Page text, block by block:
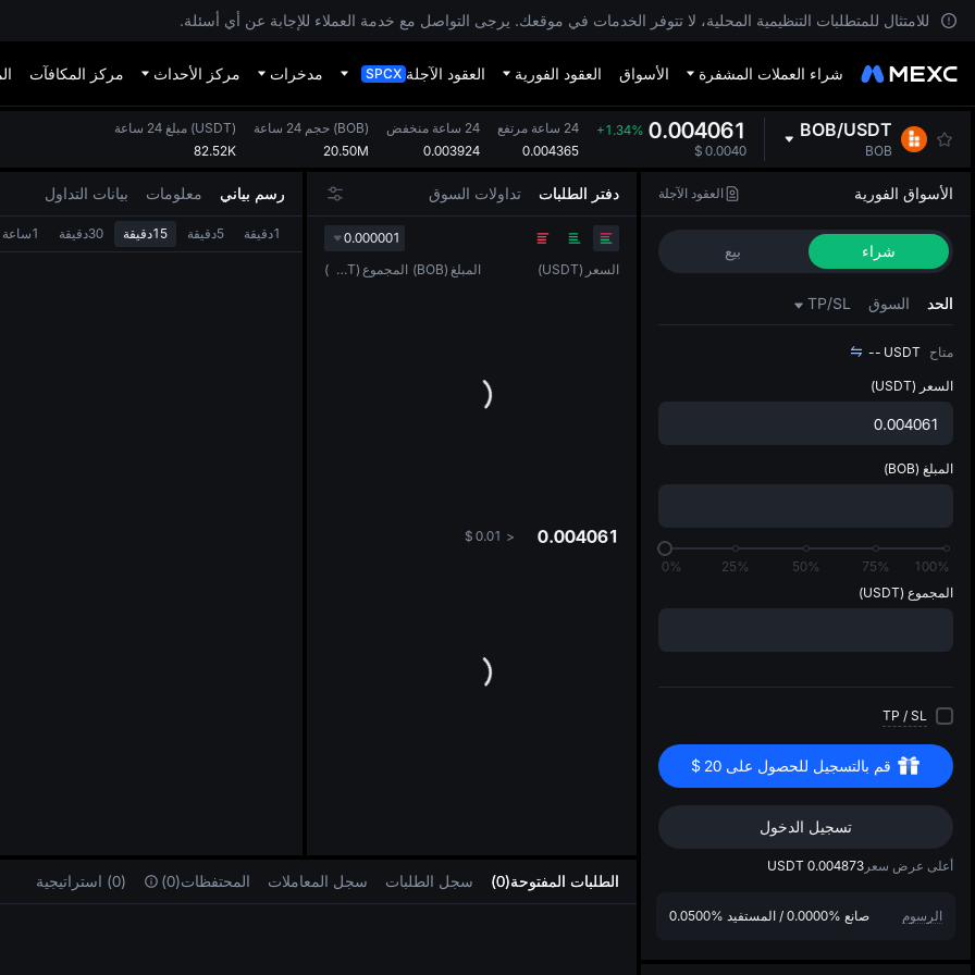
للامتثال للمتطلبات التنظيمية المحلية، لا تتوفر الخدمات في موقعك. يرجى التواصل مع خدمة العملاء للإجابة عن أي أسئلة.
شراء العملات المشفرة الأسواق العقود الفورية العقود الآجلة SPCX مدخرات مركز الأحداث مركز المكافآت
BOB/USDT
BOB
0.004061
+1.34%
$ 0.0040
24 ساعة مرتفع
0.004365
24 ساعة منخفض
0.003924
حجم 24 ساعة (BOB)
20.50M
مبلغ 24 ساعة (USDT)
82.52K
رسم بياني معلومات بيانات التداول
1دقيقة 5دقيقة 15دقيقة 30دقيقة 1ساعة
دفتر الطلبات تداولات السوق
0.000001
السعر (
USDT
) المبلغ (
BOB
) المجموع (
USDT
)
0.004061
<
$ 0.01
الأسواق الفورية العقود الآجلة
شراء بيع
الحد السوق TP/SL
متاح -- USDT
السعر (USDT)
المبلغ (BOB)
0% 25% 50% 75%
100%
المجموع (USDT)
TP / SL
قم بالتسجيل للحصول على20
$
تسجيل الدخول
أعلى عرض سعر 0.004873
USDT
الرسوم صانع 0.0000%
/ المستفيد 0.0500%
الطلبات المفتوحة(0) سجل الطلبات سجل المعاملات المحتفظات(0) (0) استراتيجية